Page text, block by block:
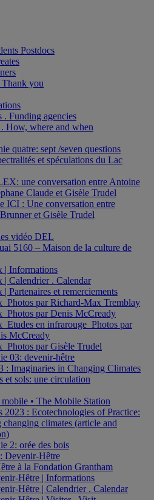
Postdocs
Thank you
. Funding agencies
How, where and when
quatre: sept /seven questions
et spéculations du Lac
une conversation entre Antoine
Claude et Gisèle Trudel
ICI : Une conversation entre
et Gisèle Trudel
vidéo DEL
5160 – Maison de la culture de
| Informations
| Calendrier . Calendar
| Partenaires et remerciements
par Richard-Max Tremblay
par Denis McCready
en infrarouge_Photos par
McCready
par Gisèle Trudel
03: devenir-hêtre
: Imaginaries in Changing Climates
et sols: une circulation
• The Mobile Station
2023 : Ecotechnologies of Practice:
climates (article and
2: orée des bois
Devenir-Hêtre
à la Fondation Grantham
Hêtre | Informations
Hêtre | Calendrier . Calendar